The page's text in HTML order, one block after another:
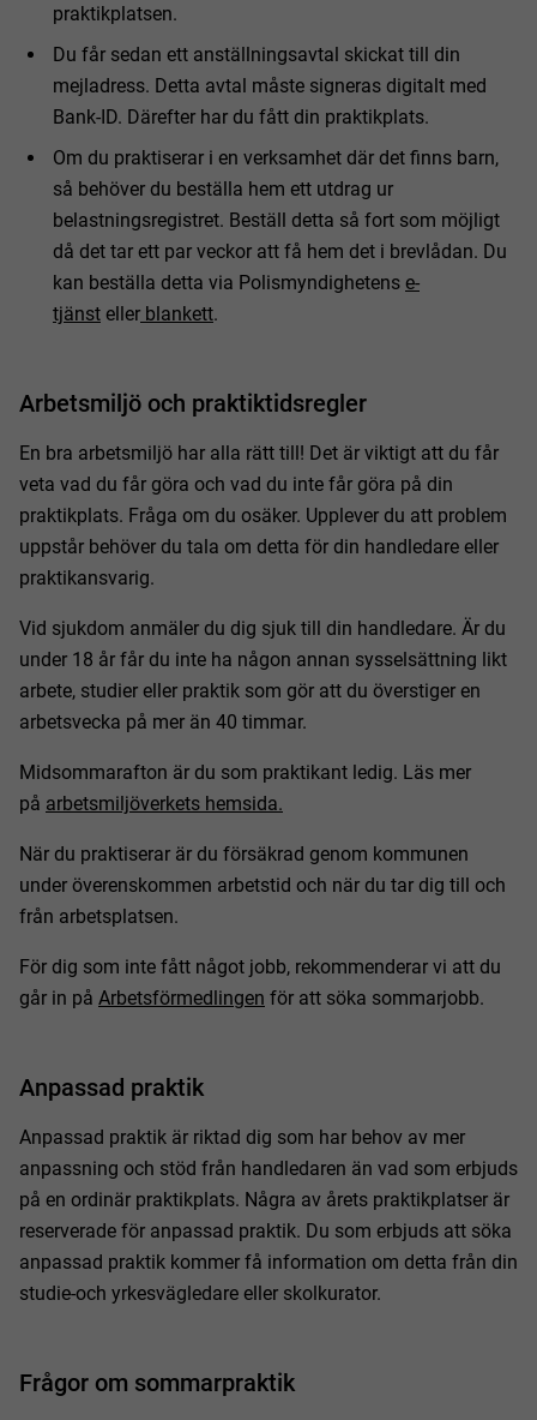
praktikplatsen.
Du får sedan ett anställningsavtal skickat till din
mejladress. Detta avtal måste signeras digitalt med
Bank-ID. Därefter har du fått din praktikplats.
Om du praktiserar i en verksamhet där det finns barn,
så behöver du beställa hem ett utdrag ur
belastningsregistret. Beställ detta så fort som möjligt
då det tar ett par veckor att få hem det i brevlådan. Du
kan beställa detta via Polismyndighetens e-
tjänst eller blankett.
Arbetsmiljö och praktiktidsregler
En bra arbetsmiljö har alla rätt till! Det är viktigt att du får
veta vad du får göra och vad du inte får göra på din
praktikplats. Fråga om du osäker. Upplever du att problem
uppstår behöver du tala om detta för din handledare eller
praktikansvarig.
Vid sjukdom anmäler du dig sjuk till din handledare. Är du
under 18 år får du inte ha någon annan sysselsättning likt
arbete, studier eller praktik som gör att du överstiger en
arbetsvecka på mer än 40 timmar.
Midsommarafton är du som praktikant ledig. Läs mer
på arbetsmiljöverkets hemsida.
När du praktiserar är du försäkrad genom kommunen
under överenskommen arbetstid och när du tar dig till och
från arbetsplatsen.
För dig som inte fått något jobb, rekommenderar vi att du
går in på Arbetsförmedlingen för att söka sommarjobb.
Anpassad praktik
Anpassad praktik är riktad dig som har behov av mer
anpassning och stöd från handledaren än vad som erbjuds
på en ordinär praktikplats. Några av årets praktikplatser är
reserverade för anpassad praktik. Du som erbjuds att söka
anpassad praktik kommer få information om detta från din
studie-och yrkesvägledare eller skolkurator.
Frågor om sommarpraktik